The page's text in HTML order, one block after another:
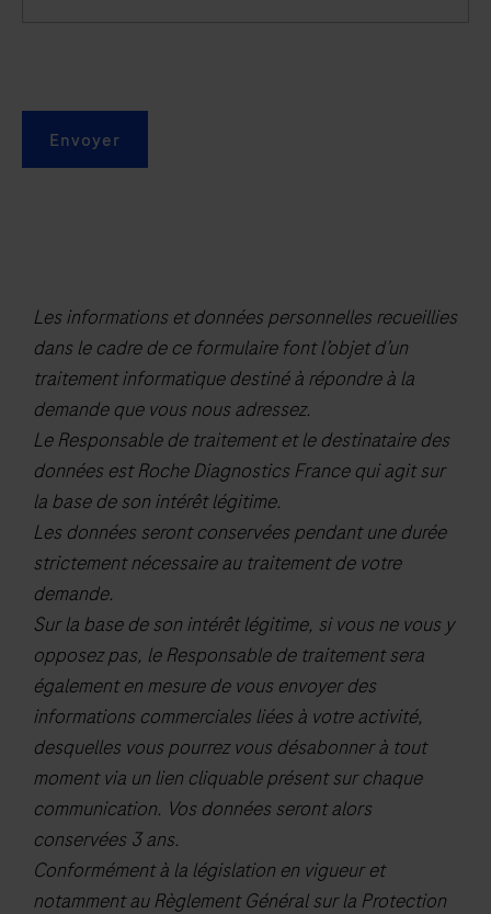
Envoyer
Les informations et données personnelles recueillies
dans le cadre de ce formulaire font l’objet d’un
traitement informatique destiné à répondre à la
demande que vous nous adressez.
Le Responsable de traitement et le destinataire des
données est Roche Diagnostics France qui agit sur
la base de son intérêt légitime.
Les données seront conservées pendant une durée
strictement nécessaire au traitement de votre
demande.
Sur la base de son intérêt légitime, si vous ne vous y
opposez pas, le Responsable de traitement sera
également en mesure de vous envoyer des
informations commerciales liées à votre activité,
desquelles vous pourrez vous désabonner à tout
moment via un lien cliquable présent sur chaque
communication. Vos données seront alors
conservées 3 ans.
Conformément à la législation en vigueur et
notamment au Règlement Général sur la Protection